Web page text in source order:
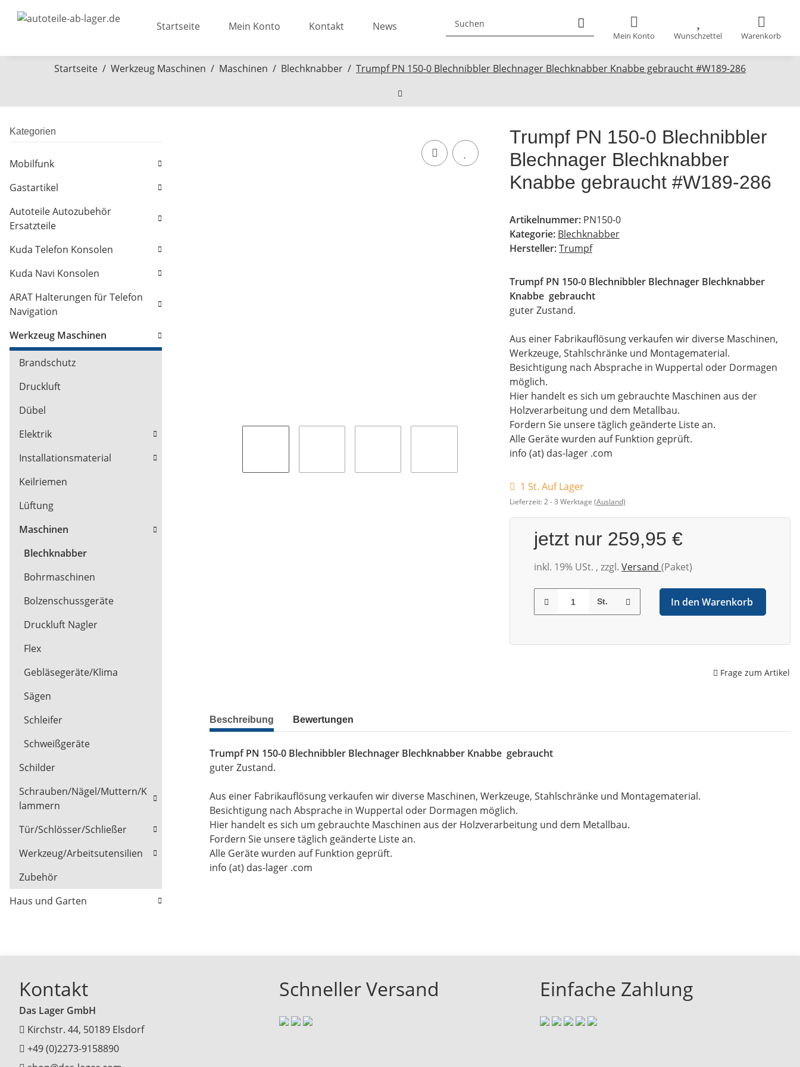
Mein Konto Wunschzettel Warenkorb
Startseite Mein Konto Kontakt News
Startseite Werkzeug Maschinen Maschinen Blechknabber Trumpf PN 150-0 Blechnibbler Blechnager Blechknabber Knabbe gebraucht #W189-286
Trumpf PN 150-0 Blechnibbler
Blechnager Blechknabber
Knabbe gebraucht #W189-286
Artikelnummer: PN150-0
Kategorie: Blechknabber
Hersteller:Trumpf
Trumpf PN 150-0 Blechnibbler Blechnager Blechknabber
Knabbe gebraucht
guter Zustand.
Aus einer Fabrikauflösung verkaufen wir diverse Maschinen,
Werkzeuge, Stahlschränke und Montagematerial.
Besichtigung nach Absprache in Wuppertal oder Dormagen
möglich.
Hier handelt es sich um gebrauchte Maschinen aus der
Holzverarbeitung und dem Metallbau.
Fordern Sie unsere täglich geänderte Liste an.
Alle Geräte wurden auf Funktion geprüft.
info (at) das-lager .com
1 St. Auf Lager
Lieferzeit:2 - 3 Werktage (Ausland)
jetzt nur 259,95 €
inkl. 19% USt. , zzgl. Versand (Paket)
St. In den Warenkorb
Frage zum Artikel
Beschreibung Bewertungen
Trumpf PN 150-0 Blechnibbler Blechnager Blechknabber Knabbe gebraucht
guter Zustand.
Aus einer Fabrikauflösung verkaufen wir diverse Maschinen, Werkzeuge, Stahlschränke und Montagematerial.
Besichtigung nach Absprache in Wuppertal oder Dormagen möglich.
Hier handelt es sich um gebrauchte Maschinen aus der Holzverarbeitung und dem Metallbau.
Fordern Sie unsere täglich geänderte Liste an.
Alle Geräte wurden auf Funktion geprüft.
info (at) das-lager .com
Kategorien
Mobilfunk
Gastartikel
Autoteile Autozubehör
Ersatzteile
Kuda Telefon Konsolen
Kuda Navi Konsolen
ARAT Halterungen für Telefon
Navigation
Werkzeug Maschinen
Brandschutz
Druckluft
Dübel
Elektrik
Installationsmaterial
Keilriemen
Lüftung
Maschinen
Blechknabber
Bohrmaschinen
Bolzenschussgeräte
Druckluft Nagler
Flex
Gebläsegeräte/Klima
Sägen
Schleifer
Schweißgeräte
Schilder
Schrauben/Nägel/Muttern/K
lammern
Tür/Schlösser/Schließer
Werkzeug/Arbeitsutensilien
Zubehör
Haus und Garten
Kontakt
Das Lager GmbH
Kirchstr. 44, 50189 Elsdorf
+49 (0)2273-9158890
Schneller Versand Einfache Zahlung